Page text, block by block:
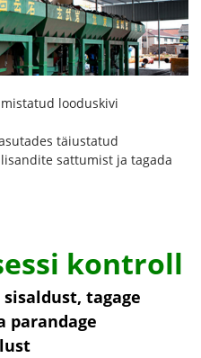
looduskivi
täiustatud
sattumist ja tagada
kontroll
tagage
parandage